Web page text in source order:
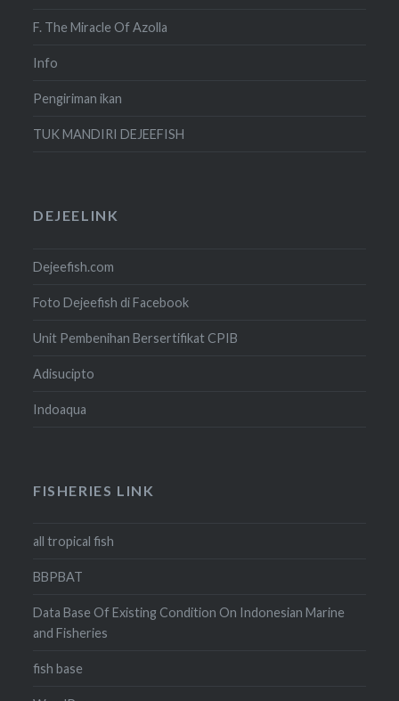
F. The Miracle Of Azolla
Info
Pengiriman ikan
TUK MANDIRI DEJEEFISH
DEJEELINK
Dejeefish.com
Foto Dejeefish di Facebook
Unit Pembenihan Bersertifikat CPIB
Adisucipto
Indoaqua
FISHERIES LINK
all tropical fish
BBPBAT
Data Base Of Existing Condition On Indonesian Marine
and Fisheries
fish base